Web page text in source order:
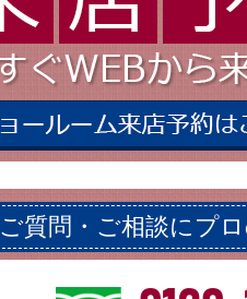
ご質問・ご相談にプ